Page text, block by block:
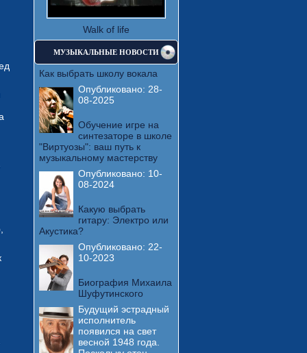
Walk of life
МУЗЫКАЛЬНЫЕ НОВОСТИ
Как выбрать школу вокала
Опубликовано: 28-
08-2025
Обучение игре на
синтезаторе в школе
"Виртуозы": ваш путь к
музыкальному мастерству
Опубликовано: 10-
08-2024
Какую выбрать
гитару: Электро или
Акустика?
Опубликовано: 22-
10-2023
Биография Михаила
Шуфутинского
Будущий эстрадный
исполнитель
появился на свет
весной 1948 года.